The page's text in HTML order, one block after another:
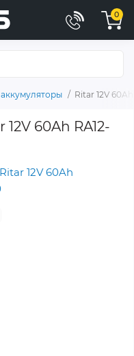
0
Ritar 12V
60Ah RA12-